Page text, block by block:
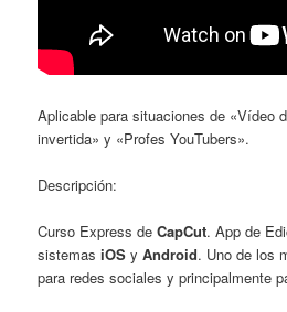
Aplicable para situaciones de «Vídeo
invertida» y «Profes YouTubers».
Descripción:
Curso Express deCapCut. App de
sistemasiOS yAndroid. Uno de los
para redes sociales y principalmente